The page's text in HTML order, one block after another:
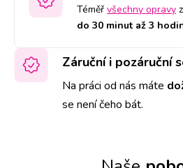
Téměř všechny opravy
do 30 minut až 3
Záruční i pozáruční
Na práci od nás máte
se není čeho bát.